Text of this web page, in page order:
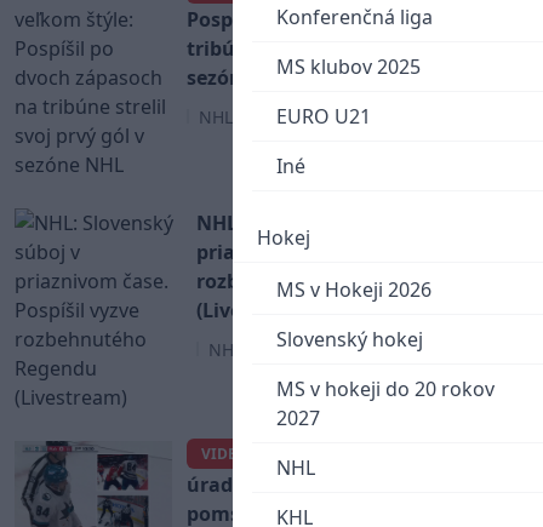
Konferenčná liga
MS klubov 2025
EURO U21
Iné
Hokej
MS v Hokeji 2026
Slovenský hokej
MS v hokeji do 20 rokov
2027
NHL
KHL
Pospíšil po dvoch zápasoch na
tribúne strelil svoj prvý gól v
sezóne NHL
NHL
NHL: Slovenský súboj v
priaznivom čase. Pospíšil vyzve
rozbehnutého Regendu
(Livestream)
NHL
VIDEO
Pavol Regenda sa nebál
úradujúcich majstrov: V bitke
pomstil spoluhráča a zložil